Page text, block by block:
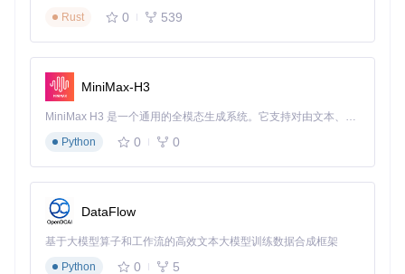
启动Bit-Slicer应用程序
等待工具加载进程内存映射信息
这个过程就像是医生为病人连接生命监测仪，建立起Bit-Slicer
与目标应用程序之间的通信通道。一旦连接建立，你就可以开
始观察和修改应用程序的内存状态了。
搜索内存数值：找到目标数据
在搜索框中输入你要查找的数值（如游戏中的生命值"10
0"）
选择数据类型（整数、浮点数、字符串等）
Rust
0 539
MiniMax-H3
MiniMax H3 是一个通用的全模态生成系统。它支持对由文本、图像、视频和音频组成的多模态上下文进行统一理解，并能生成分辨率高达 2K、时长可达 15 秒的带原生立体声音频的视频。得益于面向任务泛化的系统设计，H3 在预训练阶段就已具备广泛的多模态上下文理解与生成能力，能够出色地执行复杂的多模态指令。
Python
0 0
DataFlow
基于大模型算子和工作流的高效文本大模型训练数据合成框架
Python
0 5